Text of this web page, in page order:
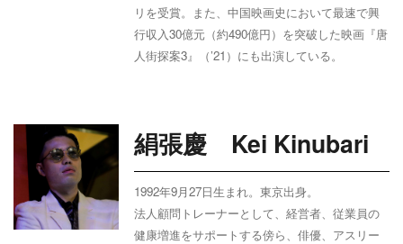
リを受賞。また、中国映画史において最速で興
行収入30億元（約490億円）を突破した映画『唐
人街探案3』（’21 ）にも出演している。
絹張慶 Kei Kinubari
1992年9月27日生まれ。東京出身。
法人顧問トレーナーとして、経営者、従業員の
健康増進をサポートする傍ら、俳優、アスリー